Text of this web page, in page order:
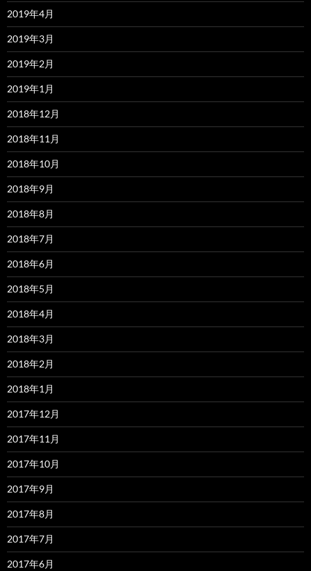
2019年4月
2019年3月
2019年2月
2019年1月
2018年12月
2018年11月
2018年10月
2018年9月
2018年8月
2018年7月
2018年6月
2018年5月
2018年4月
2018年3月
2018年2月
2018年1月
2017年12月
2017年11月
2017年10月
2017年9月
2017年8月
2017年7月
2017年6月